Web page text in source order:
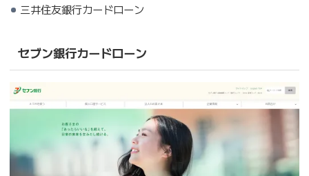
三井住友銀行カードローン
セブン銀行カードローン